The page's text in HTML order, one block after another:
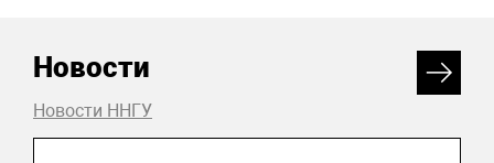
Новости
Новости ННГУ